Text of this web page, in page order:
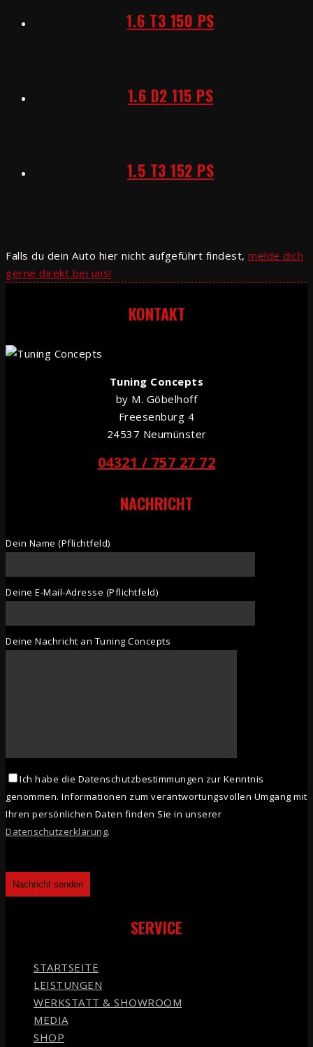
1.6 T3 150 PS
1.6 D2 115 PS
1.5 T3 152 PS
Falls du dein Auto hier nicht aufgeführt findest, melde dich
gerne direkt bei uns!
KONTAKT
Tuning Concepts
by M. Göbelhoff
Freesenburg 4
24537 Neumünster
04321 / 757 27 72
NACHRICHT
Dein Name (Pflichtfeld)
Deine E-Mail-Adresse (Pflichtfeld)
Deine Nachricht an Tuning Concepts
Ich habe die Datenschutzbestimmungen zur Kenntnis
genommen. Informationen zum verantwortungsvollen Umgang mit
Ihren persönlichen Daten finden Sie in unserer
Datenschutzerklärung.
SERVICE
STARTSEITE
LEISTUNGEN
WERKSTATT & SHOWROOM
MEDIA
SHOP